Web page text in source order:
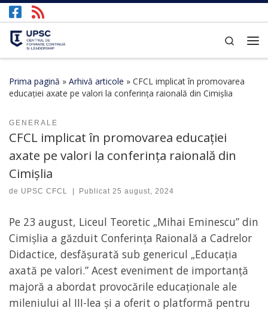
Afișează întregul conținut
Search
Prima pagină » Arhivă articole » CFCL implicat în promovarea
educației axate pe valori la conferința raională din Cimișlia
GENERALE
CFCL implicat în promovarea educației
axate pe valori la conferința raională din
Cimișlia
de UPSC CFCL Publicat25 august, 2024
Pe 23 august, Liceul Teoretic „Mihai Eminescu” din
Cimișlia a găzduit Conferința Raională a Cadrelor
Didactice, desfășurată sub genericul „Educația
axată pe valori.” Acest eveniment de importanță
majoră a abordat provocările educaționale ale
mileniului al III-lea și a oferit o platformă pentru